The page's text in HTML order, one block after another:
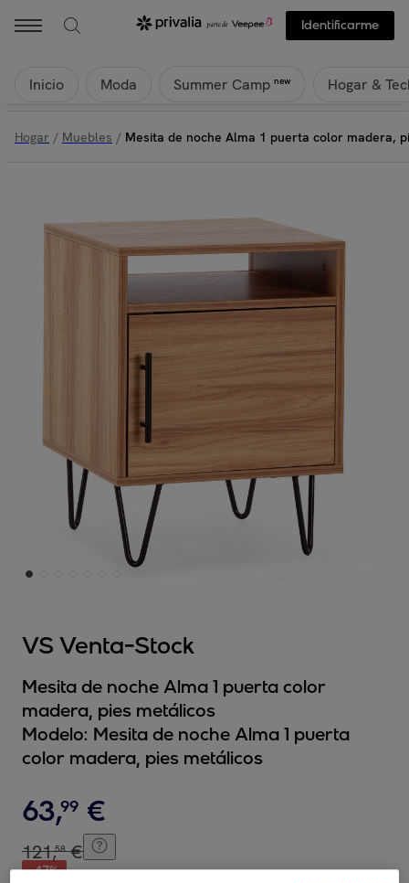
Identificarme
Inicio Moda Summer Camp new Hogar &
Hogar / Muebles / Mesita de noche Alma 1 puerta color madera,
VS Venta-Stock
Mesita de noche Alma 1 puerta color
madera, pies metálicos
Modelo: Mesita de noche Alma 1 puerta
color madera, pies metálicos
63,99 €
121,58 €
-47%